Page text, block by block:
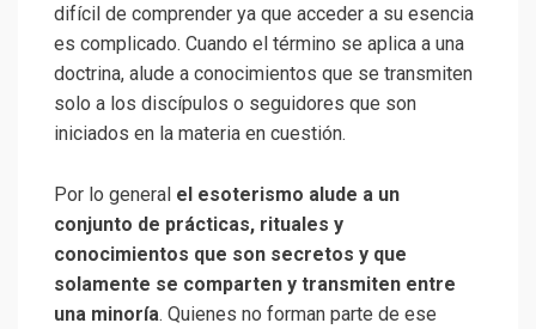
difícil de comprender ya que acceder a su esencia
es complicado. Cuando el término se aplica a una
doctrina, alude a conocimientos que se transmiten
solo a los discípulos o seguidores que son
iniciados en la materia en cuestión.
Por lo general el esoterismo alude a un
conjunto de prácticas, rituales y
conocimientos que son secretos y que
solamente se comparten y transmiten entre
una minoría. Quienes no forman parte de ese